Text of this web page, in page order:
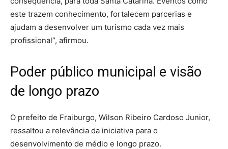
este trazem conhecimento, fortalecem parcerias e
ajudam a desenvolver um turismo cada vez mais
profissional”, afirmou.
Poder público municipal e visão
de longo prazo
O prefeito de Fraiburgo, Wilson Ribeiro Cardoso Junior,
ressaltou a relevância da iniciativa para o
desenvolvimento de médio e longo prazo.